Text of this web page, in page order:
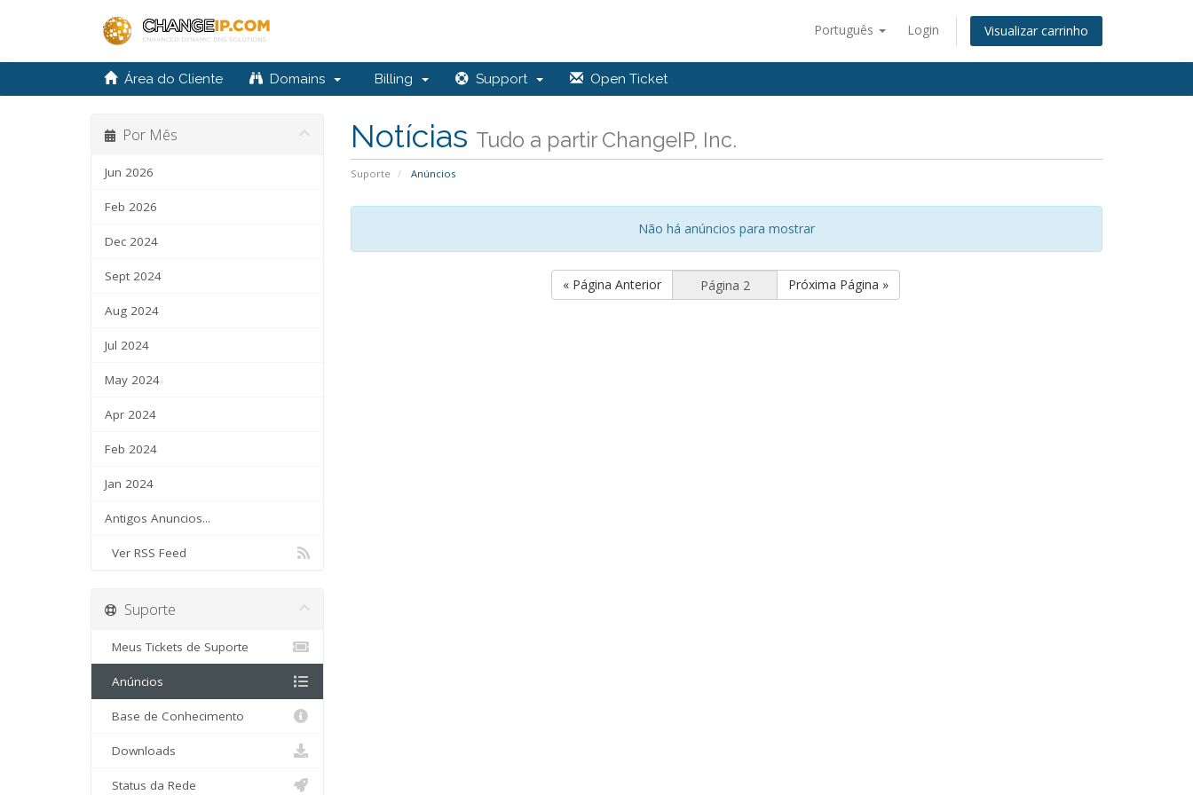
Português Login Visualizar carrinho
Área do Cliente Domains Billing Support Open Ticket
Notícias Tudo a partir ChangeIP, Inc.
Suporte Anúncios
Por Mês
Jun 2026
Feb 2026
Dec 2024
Sept 2024
Aug 2024
Jul 2024
May 2024
Apr 2024
Feb 2024
Jan 2024
Antigos Anuncios...
Ver RSS Feed
Não há anúncios para mostrar
« Página Anterior Próxima Página »
Suporte
Meus Tickets de Suporte
Anúncios
Base de Conhecimento
Downloads
Status da Rede